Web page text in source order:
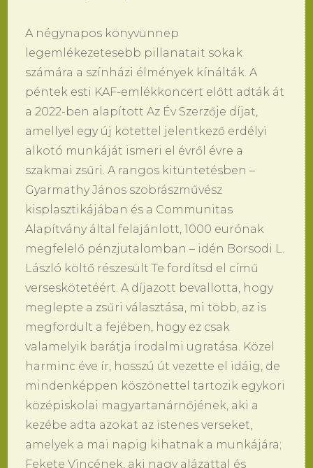
A négynapos könyvünnep
legemlékezetesebb pillanatait sokak
számára a színházi élmények kínálták. A
péntek esti KAF-emlékkoncert előtt adták át
a 2022-ben alapított Az Év Szerzője díjat,
amellyel egy új kötettel jelentkező erdélyi
alkotó munkáját ismeri el évről évre a
szakmai zsűri. A rangos kitüntetésben –
Gyarmathy János szobrászművész
kisplasztikájában és a Communitas
Alapítvány által felajánlott, 1000 eurónak
megfelelő pénzjutalomban – idén Borsodi L.
László költő részesült Te fordítsd el című
verseskötetéért. A díjazott bevallotta, hogy
meglepte a zsűri választása, mi több, az is
megfordult a fejében, hogy ez csak
valamelyik barátja irodalmi ugratása. Közel
harminc éve ír, hosszú út vezette el idáig, de
mindenképpen köszönettel tartozik egykori
középiskolai magyartanárnőjének, aki a
kezébe adta azokat az istenes verseket,
amelyek a mai napig kihatnak a munkájára;
Fekete Vincének, aki nagy alázattal és